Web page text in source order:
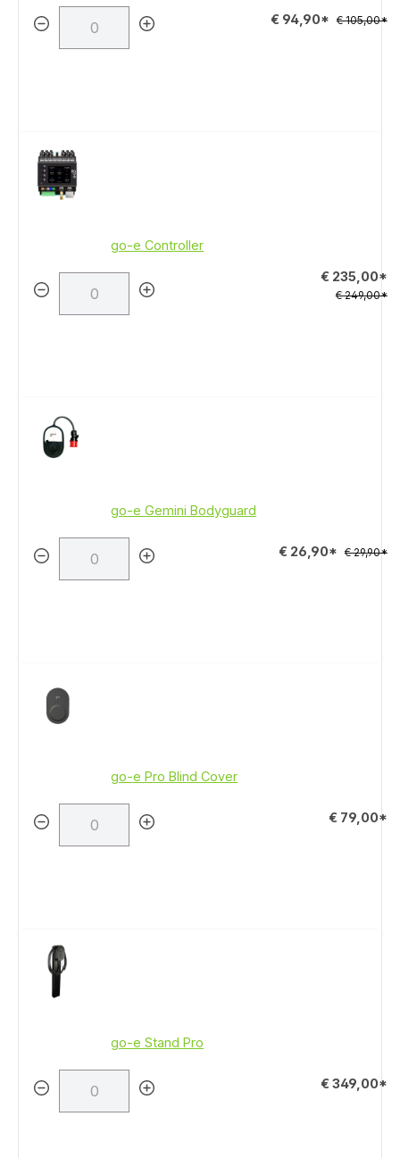
€ 94,90* € 105,00*
go-e Controller
€ 235,00*
€ 249,00*
go-e Gemini Bodyguard
€ 26,90* € 29,90*
go-e Pro Blind Cover
€ 79,00*
go-e Stand Pro
€ 349,00*